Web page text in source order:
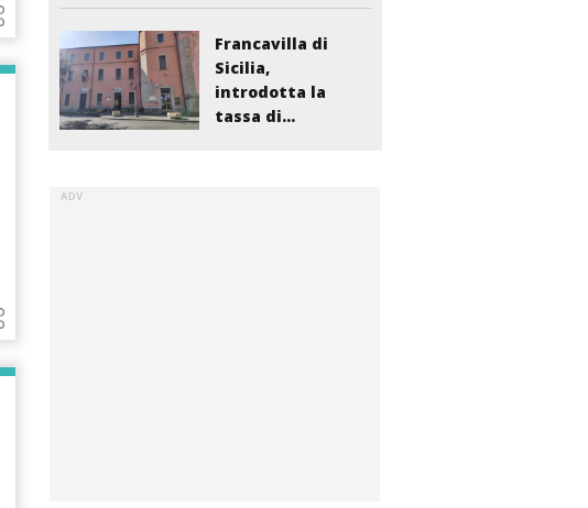
Francavilla di
Sicilia,
introdotta la
tassa di...